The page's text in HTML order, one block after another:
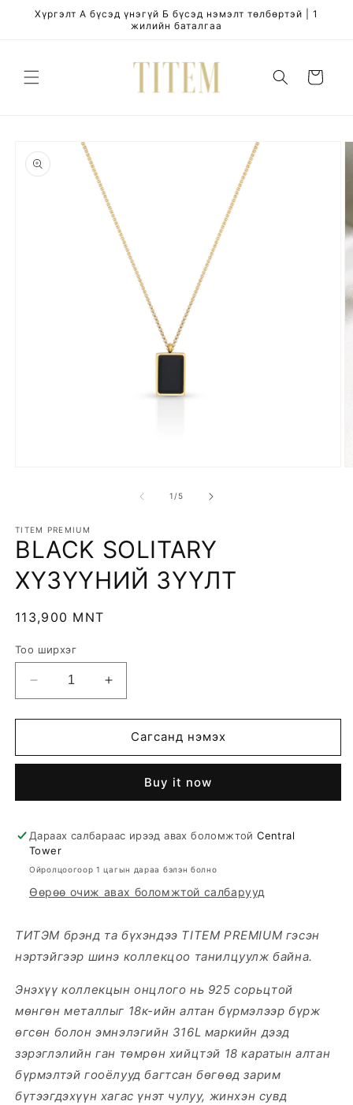
Skip to
content
Хүргэлт А бүсэд үнэгүй Б бүсэд нэмэлт төлбөртэй | 1
жилийн баталгаа
Cart
product
information
1 /of
5
TITEM PREMIUM
BLACK SOLITARY
ХҮЗҮҮНИЙ ЗҮҮЛТ
Regular
113,900 MNT
Тоо ширхэг
Decrease
quantity
for
SOLITARY
Increase
quantity
for
BLACK
SOLITARY
ЗҮҮЛТ
Сагсанд нэмэх
Buy it now
Дараах салбараас ирээд авах боломжтойCentral
Tower
Ойролцоогоор 1 цагын дараа бэлэн болно
Өөрөө очиж авах боломжтой салбарууд
ТИТЭМ брэнд та бүхэндээ TITEM PREMIUM гэсэн
нэртэйгээр шинэ коллекцоо танилцуулж байна.
Энэхүү коллекцын онцлого нь 925 сорьцтой
мөнгөн металлыг 18к-ийн алтан бүрмэлээр бүрж
өгсөн болон эмнэлэгийн 316L маркийн дээд
зэрэглэлийн ган төмрөн хийцтэй 18 каратын алтан
бүрмэлтэй гооёлууд багтсанбөгөөд зарим
бүтээгдэхүүн хагас үнэт чулуу, жинхэн сувд